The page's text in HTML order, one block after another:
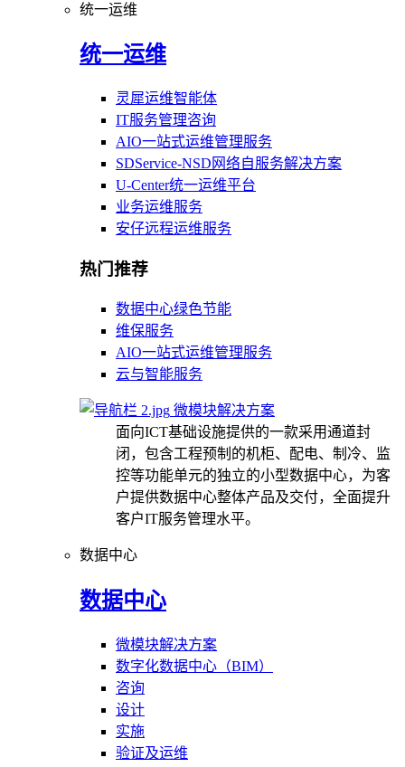
统一运维
统一运维
灵犀运维智能体
IT服务管理咨询
AIO一站式运维管理服务
SDService-NSD网络自服务解决方案
U-Center统一运维平台
业务运维服务
安仔远程运维服务
热门推荐
数据中心绿色节能
维保服务
AIO一站式运维管理服务
云与智能服务
微模块解决方案
面向ICT基础设施提供的一款采用通道封
闭，包含工程预制的机柜、配电、制冷、监
控等功能单元的独立的小型数据中心，为客
户提供数据中心整体产品及交付，全面提升
客户IT服务管理水平。
数据中心
数据中心
微模块解决方案
数字化数据中心（BIM）
咨询
设计
实施
验证及运维